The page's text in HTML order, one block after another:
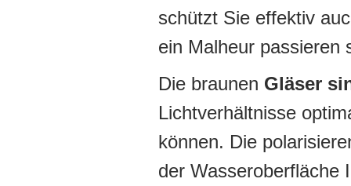
schützt Sie effektiv
ein Malheur passieren
Die braunen Gläser
Lichtverhältnisse
können. Die
der Wasseroberfläche